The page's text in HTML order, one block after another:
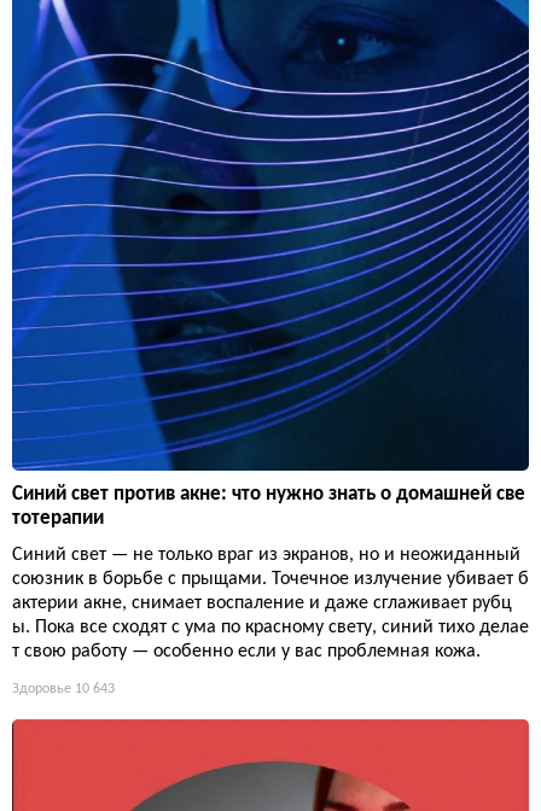
Синий свет против акне: что нужно знать о домашней све
тотерапии
Синий свет — не только враг из экранов, но и неожиданный
союзник в борьбе с прыщами. Точечное излучение убивает б
актерии акне, снимает воспаление и даже сглаживает рубц
ы. Пока все сходят с ума по красному свету, синий тихо делае
т свою работу — особенно если у вас проблемная кожа.
Здоровье 10 643